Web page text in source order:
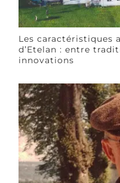
Les caractéristiques
d’Etelan : entre
innovations